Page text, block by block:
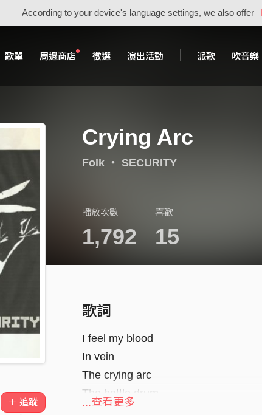
According to your device's language settings, we also offer
歌單 周邊商店 徵選 演出活動 派歌 吹音樂
Crying Arc
Folk・ SECURITY
播放次數
1,792
喜歡
15
＋ 追蹤
歌詞
I feel my blood
In vein
The crying arc
The battle drum
...查看更多